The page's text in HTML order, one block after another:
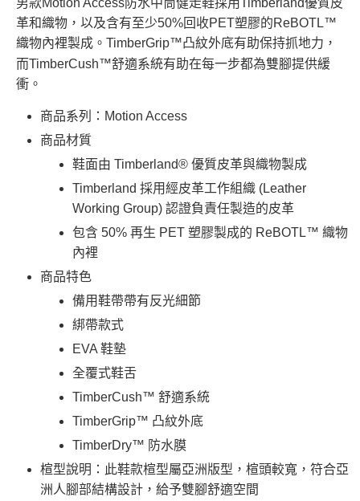
男款Motion Access防水中筒健走鞋採用Timberland優質皮
革和織物，以及含有至少50%回收PET塑膠的ReBOTL™
織物內裡製成。TimberGrip™凸紋外底有助保持抓地力，
而TimberCush™舒適系統有助在每一步都為雙腳提供緩
衝。
商品系列：Motion Access
商品材質
鞋面由 Timberland® 優質皮革與織物製成
Timberland 採用經皮革工作組織 (Leather
Working Group) 認證負責任製造的皮革
包含 50% 再生 PET 塑膠製成的 ReBOTL™ 織物
內裡
商品特色
備用鞋帶帶有反光細節
綁帶款式
EVA 鞋墊
全覆式鞋舌
TimberCush™ 舒適系統
TimberGrip™ 凸紋外底
TimberDry™ 防水膜
楦型說明：此鞋款楦型屬亞洲版型，楦頭較寬，符合亞
洲人腳部結構設計，給予雙腳舒適空間